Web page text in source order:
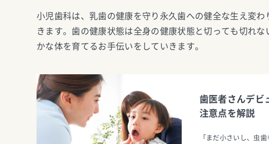
小児歯科は、乳歯の健康を守り永久歯への健全な生え変
きます。歯の健康状態は全身の健康状態と切っても切れ
かな体を育てるお手伝いをしていきます。
歯医者さんデビ
注意点を解説
「まだ小さいし、虫